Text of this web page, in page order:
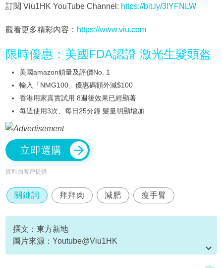
訂閱 Viu1HK YouTube Channel: https://bit.ly/3lYFNLW
觀看更多精彩內容： https://www.viu.com
限時優惠：美國FDA認證 激光生髮頭盔
美國amazon鎖量及評價No. 1
輸入「NMG100」優惠碼額外減$100
香港用家真實試用 8週後效果已經顯著
每週使用3次、每日25分鐘 髮量明顯增加
立即選購
資料由客戶提供
關鍵詞 拜拜肉 減肥 瘦手臂
撰文：東方新地
圖片來源：Youtube@Viu1HK
資料或影片來源：Youtube@Viu1HK